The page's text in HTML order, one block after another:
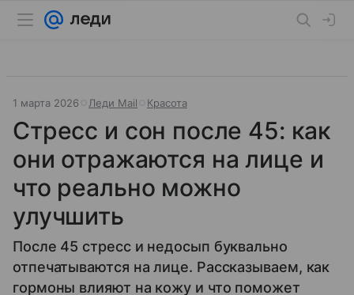
1 марта 2026 Леди Mail Красота
Стресс и сон после 45: как
они отражаются на лице и
что реально можно
улучшить
После 45 стресс и недосып буквально
отпечатываются на лице. Рассказываем, как
гормоны влияют на кожу и что поможет